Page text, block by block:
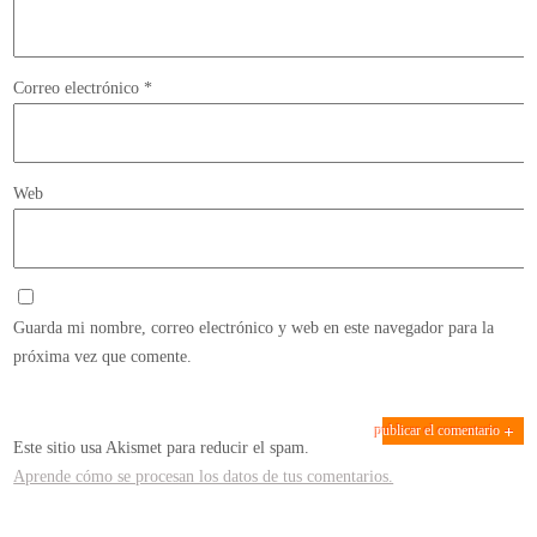
Correo electrónico *
Web
Guarda mi nombre, correo electrónico y web en este navegador para la
próxima vez que comente.
Este sitio usa Akismet para reducir el spam.
Aprende cómo se procesan los datos de tus comentarios.